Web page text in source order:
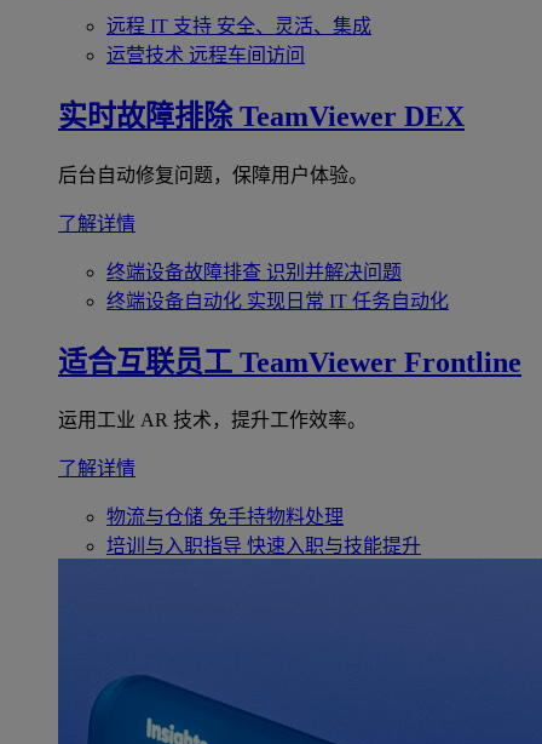
远程 IT 支持 安全、灵活、集成
运营技术 远程车间访问
实时故障排除 TeamViewer DEX
后台自动修复问题，保障用户体验。
了解详情
终端设备故障排查 识别并解决问题
终端设备自动化 实现日常 IT 任务自动化
适合互联员工 TeamViewer Frontline
运用工业 AR 技术，提升工作效率。
了解详情
物流与仓储 免手持物料处理
培训与入职指导 快速入职与技能提升